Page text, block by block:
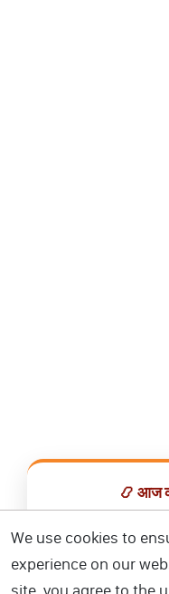
📿 आज
📅
We use cookies to
experience on our